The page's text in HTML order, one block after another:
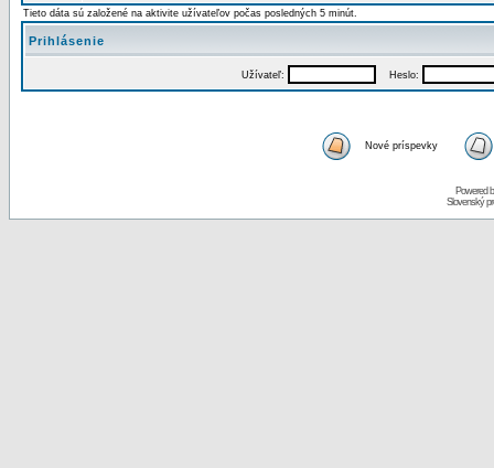
Tieto dáta sú založené na aktivite užívateľov počas posledných 5 minút.
Prihlásenie
Užívateľ: Heslo:
Nové príspevky
Powered
Slovenský